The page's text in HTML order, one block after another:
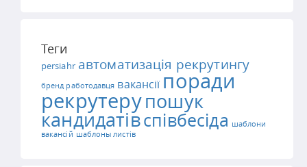
Теги
persiahr автоматизація рекрутингу
бренд работодавця вакансії поради
рекрутерупошук
кандидатівспівбесіда шаблони
вакансій шаблоны листів